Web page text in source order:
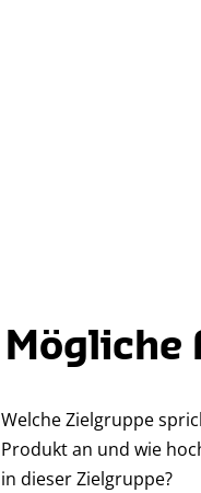
Welche Zielgruppe
Produkt an und wie
in dieser Zielgruppe?